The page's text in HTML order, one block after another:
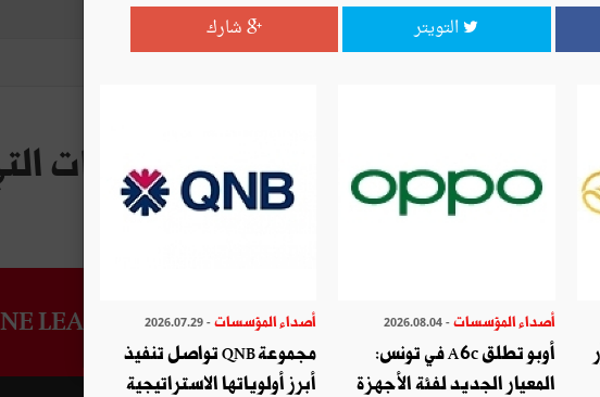
القافلة الصحية المتعددة الاختصاصات
LEADERS
التويتر شارك
أصداء المؤسسات - 2026.08.04
أوبو تطلق A6c في تونس:
المعيار الجديد لفئة الأجهزة
أصداء المؤسسات- 2026.07.29
مجموعة QNB تواصل تنفيذ
أبرز أولوياتها الاستراتيجية